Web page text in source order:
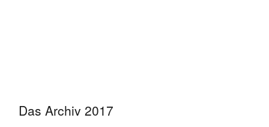
Das Archiv 2017